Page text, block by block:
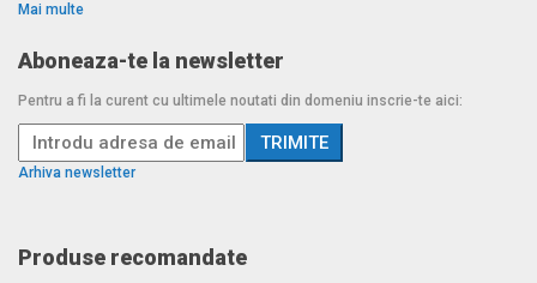
Mai multe
Aboneaza-te la newsletter
Pentru a fi la curent cu ultimele noutati din domeniu inscrie-te aici:
Arhiva newsletter
Produse recomandate